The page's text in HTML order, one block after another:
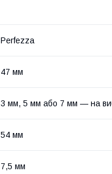
Perfezza
47 мм
3 мм, 5 мм або 7 мм — на
54 мм
7,5 мм